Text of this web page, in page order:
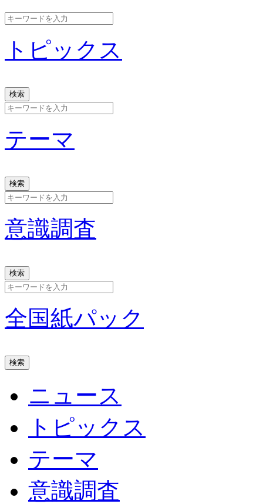
トピックス
テーマ
意識調査
全国紙パック
ニュース
トピックス
テーマ
意識調査